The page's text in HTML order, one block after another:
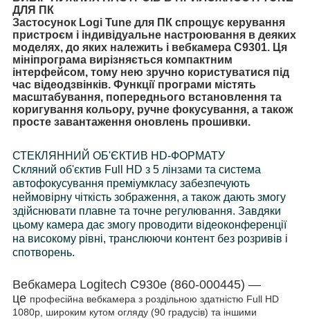
ДЛЯ ПК
Застосунок Logi Tune для ПК спрощує керування
пристроєм і індивідуальне настроювання в деяких
моделях, до яких належить і вебкамера C9301. Ця
мініпрограма вирізняється компактним
інтерфейсом, тому нею зручно користуватися під
час відеодзвінків. Функції програми містять
масштабування, попереднього встановлення та
коригування кольору, ручне фокусування, а також
просте завантаження оновлень прошивки.
СТЕКЛЯННИЙ ОБ'ЄКТИВ HD-ФОРМАТУ
Скляний об'єктив Full HD з 5 лінзами та система
автофокусування преміумкласу забезпечують
неймовірну чіткість зображення, а також дають змогу
здійснювати плавне та точне регулювання. Завдяки
цьому камера дає змогу проводити відеоконференції
на високому рівні, транслюючи контент без розривів і
спотворень.
Вебкамера Logitech C930e (860-000445) —
це професійна вебкамера з роздільною здатністю Full HD
1080p, широким кутом огляду (90 градусів) та іншими